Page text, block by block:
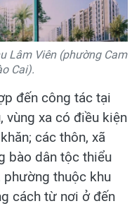
Lâm Viên (phường Cam
Cai).
đến công tác tại
vùng xa có điều kiện
các thôn, xã
bào dân tộc thiểu
phường thuộc khu
cách từ nơi ở đến